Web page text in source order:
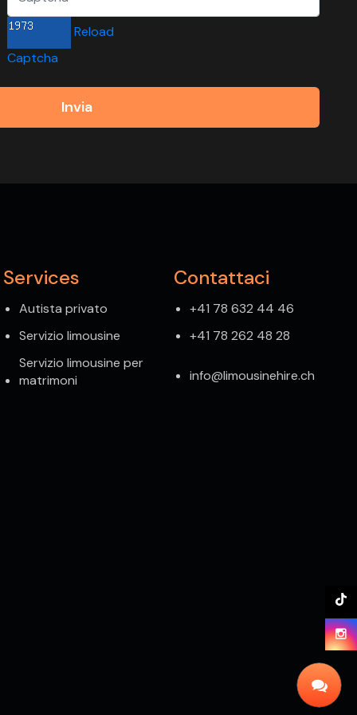
Reload
Captcha
Invia
Services
Autista privato
Servizio limousine
Servizio limousine per
matrimoni
Contattaci
+41 78 632 44 46
+41 78 262 48 28
info@limousinehire.ch